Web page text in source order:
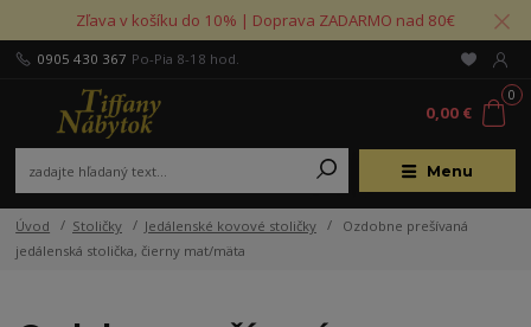
Zľava v košíku do 10% | Doprava ZADARMO nad 80€
Menu
0905 430 367 Po-Pia 8-18 hod.
0
0,00 €
Úvod Stoličky Jedálenské kovové stoličky
Ozdobne prešívaná
jedálenská stolička, čierny mat/mäta